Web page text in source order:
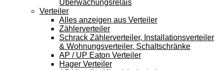
Überwachungsrelais
Verteiler
Alles anzeigen aus Verteiler
Zählerverteiler
Schrack Zählerverteiler, Installationsverteiler
& Wohnungsverteiler, Schaltschränke
AP / UP Eaton Verteiler
Hager Verteiler